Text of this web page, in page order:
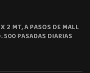
2 MT, A PASOS DE MALL
500 PASADAS DIARIAS